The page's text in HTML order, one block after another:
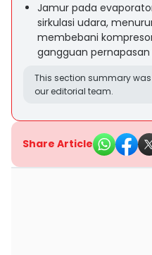
Jamur pada
sirkulasi udara,
membebani
gangguan
This section summary
our editorial team.
Share Article